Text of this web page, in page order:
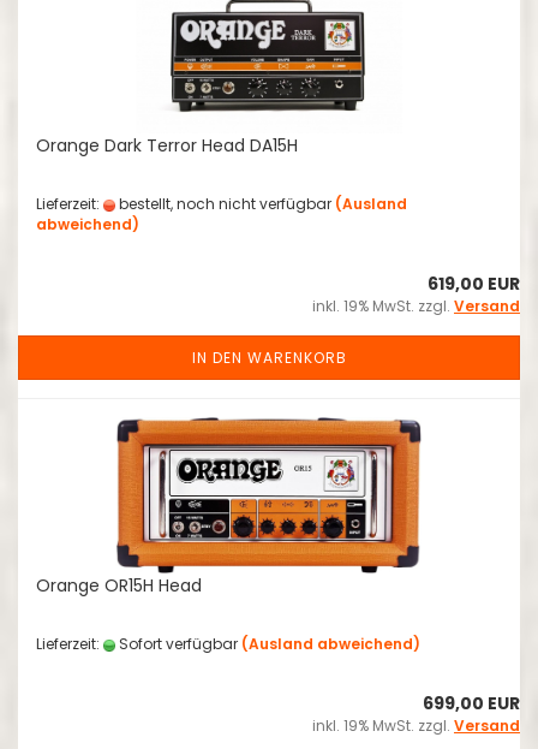
Orange Dark Terror Head DA15H
Lieferzeit: bestellt, noch nicht verfügbar (Ausland
abweichend)
619,00 EUR
inkl. 19% MwSt. zzgl. Versand
IN DEN WARENKORB
Orange OR15H Head
Lieferzeit: Sofort verfügbar (Ausland abweichend)
699,00 EUR
inkl. 19% MwSt. zzgl. Versand